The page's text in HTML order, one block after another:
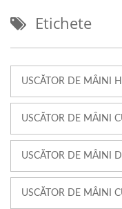
Etichete
USCĂTOR DE MÂINI
USCĂTOR DE MÂINI
USCĂTOR DE MÂINI
USCĂTOR DE MÂINI